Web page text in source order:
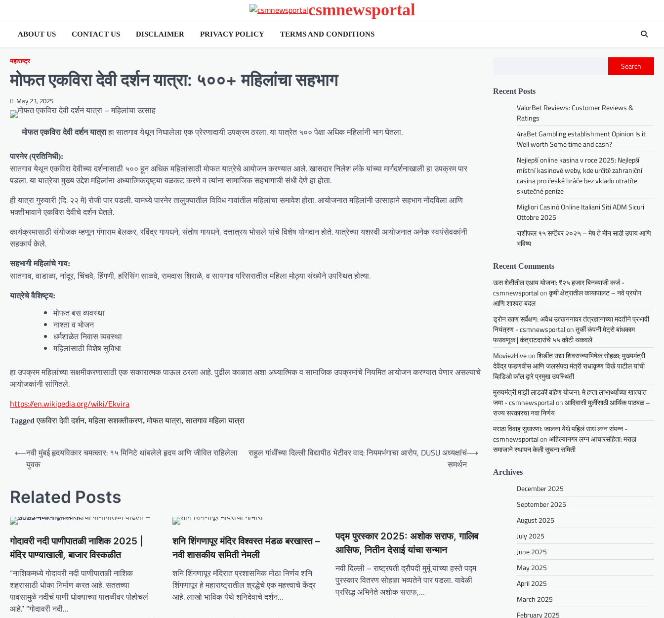
content
csmnewsportal
ABOUT US CONTACT US DISCLAIMER PRIVACY POLICY TERMS AND CONDITIONS
महाराष्ट्र
मोफत एकविरा देवी दर्शन यात्रा: ५००+ महिलांचा सहभाग
May 23, 2025
मोफत एकविरा देवी दर्शन यात्राहा सातगाव येथून निघालेला एक प्रेरणादायी उपक्रम ठरला. या यात्रेत ५०० पेक्षा अधिक महिलांनी भाग घेतला.
पारनेर (प्रतिनिधी):
सातगाव येथून एकविरा देवीच्या दर्शनासाठी ५०० हून अधिक महिलांसाठी मोफत यात्रेचे आयोजन करण्यात आले. खासदार निलेश लंके यांच्या मार्गदर्शनाखाली हा उपक्रम पार
पडला. या यात्रेचा मुख्य उद्देश महिलांना अध्यात्मिकदृष्ट्या बळकट करणे व त्यांना सामाजिक सहभागाची संधी देणे हा होता.
ही यात्रा गुरुवारी (दि. २२ मे) रोजी पार पडली. यामध्ये पारनेर तालुक्यातील विविध गावांतील महिलांचा समावेश होता. आयोजनात महिलांनी उत्साहाने सहभाग नोंदविला आणि
भक्तीभावाने एकविरा देवीचे दर्शन घेतले.
कार्यक्रमासाठी संयोजक म्हणून गंगाराम बेलकर, रविंद्र गायधने, संतोष गायधने, दत्तात्रय भोसले यांचे विशेष योगदान होते. यात्रेच्या यशस्वी आयोजनात अनेक स्वयंसेवकांनी
सहकार्य केले.
सहभागी महिलांचे गाव:
सातगाव, वाडाळा, नांदूर, चिंचवे, हिंगणी, हरिसिंग साळवे, रामदास शिराळे, व सायगाव परिसरातील महिला मोठ्या संख्येने उपस्थित होत्या.
यात्रेचे वैशिष्ट्य:
मोफत बस व्यवस्था
नाश्ता व भोजन
धर्मशाळेत निवास व्यवस्था
महिलांसाठी विशेष सुविधा
हा उपक्रम महिलांच्या सक्षमीकरणासाठी एक सकारात्मक पाऊल ठरला आहे. पुढील काळात अशा अध्यात्मिक व सामाजिक उपक्रमांचे नियमित आयोजन करण्यात येणार असल्याचे
आयोजकांनी सांगितले.
https://en.wikipedia.org/wiki/Ekvira
Taggedएकविरा देवी दर्शन,महिला सशक्तीकरण,मोफत यात्रा,सातगाव महिला यात्रा
t
a
v
i
g
a
t
⟵नवी मुंबई हृदयविकार चमत्कार: १५ मिनिटे थांबलेले हृदय आणि जीवित राहिलेला
युवक
राहुल गांधींच्या दिल्ली विद्यापीठ भेटीवर वाद: नियमभंगाचा आरोप, DUSU अध्यक्षांचं
समर्थन
⟶
Related Posts
गोदावरी नदी पाणीपातळी नाशिक 2025 |
मंदिर पाण्याखाली, बाजार विस्कळीत
“नाशिकमध्ये गोदावरी नदी पाणीपातळी नाशिक
शहरासाठी धोका निर्माण करत आहे. सततच्या
पावसामुळे नदीचं पाणी धोक्याच्या पातळीवर पोहोचलं
आहे.” “गोदावरी नदी…
शनि शिंगणापूर मंदिर विश्वस्त मंडळ बरखास्त –
नवी शासकीय समिती नेमली
शनि शिंगणापूर मंदिरात प्रशासनिक मोठा निर्णय शनि
शिंगणापूर हे महाराष्ट्रातील श्रद्धेचे एक महत्त्वाचे केंद्र
आहे. लाखो भाविक येथे शनिदेवाचे दर्शन…
पद्म पुरस्कार 2025: अशोक सराफ, गालिब
आसिफ, नितीन देसाई यांचा सन्मान
नवी दिल्ली – राष्ट्रपती द्रौपदी मुर्मू यांच्या हस्ते पद्म
पुरस्कार वितरण सोहळा भव्यतेने पार पडला. यावेळी
प्रसिद्ध अभिनेते अशोक सराफ,…
Search
Recent Posts
ValorBet Reviews: Customer Reviews &
Ratings
4raBet Gambling establishment Opinion Is it
Well worth Some time and cash?
Nejlepší online kasina v roce 2025: Nejlepší
místní kasinové weby, kde určitě zahraniční
casina pro české hráče bez vkladu utratíte
skutečné peníze
Migliori Casinò Online Italiani Siti ADM Sicuri
Ottobre 2025
राशीफल १५ सप्टेंबर २०२५ – मेष ते मीन साठी उपाय आणि
भविष्य
Recent Comments
ऊस शेतीतील एआय योजना: ₹२५ हजार बिनव्याजी कर्ज -
csmnewsportalonकृषी क्षेत्रातील कायापालट – नवे प्रयोग
आणि शाश्वत बदल
ड्रोन खाण सर्वेक्षण: अवैध उत्खननावर तंत्रज्ञानाच्या मदतीने प्रभावी
नियंत्रण - csmnewsportalonतुर्की कंपनी मेट्रो बांधकाम
फसवणूक | कंत्राटदारांचे ५५ कोटी थकवले
MoviezHiveonशिर्डीत उद्या शिवराज्याभिषेक सोहळा; मुख्यमंत्री
देवेंद्र फडणवीस आणि जलसंपदा मंत्री राधाकृष्ण विखे पाटील यांची
व्हिडिओ कॉल द्वारे प्रमुख उपस्थिती
मुख्यमंत्री माझी लाडकी बहिण योजना: मे हप्ता लाभार्थ्यांच्या खात्यात
जमा - csmnewsportalonआदिवासी मुलींसाठी आर्थिक पाठबळ –
राज्य सरकारचा नवा निर्णय
मराठा विवाह सुधारणा: जालना येथे पहिलं साधं लग्न संपन्न -
csmnewsportalonअहिल्यानगर लग्न आचारसंहिता: मराठा
समाजाने स्थापन केली सुचना समिती
Archives
December 2025
September 2025
August 2025
July 2025
June 2025
May 2025
April 2025
March 2025
February 2025